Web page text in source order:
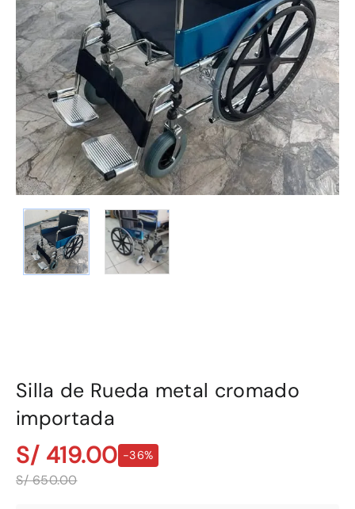
Silla de Rueda metal cromado
importada
S/ 419.00 -36%
S/ 650.00